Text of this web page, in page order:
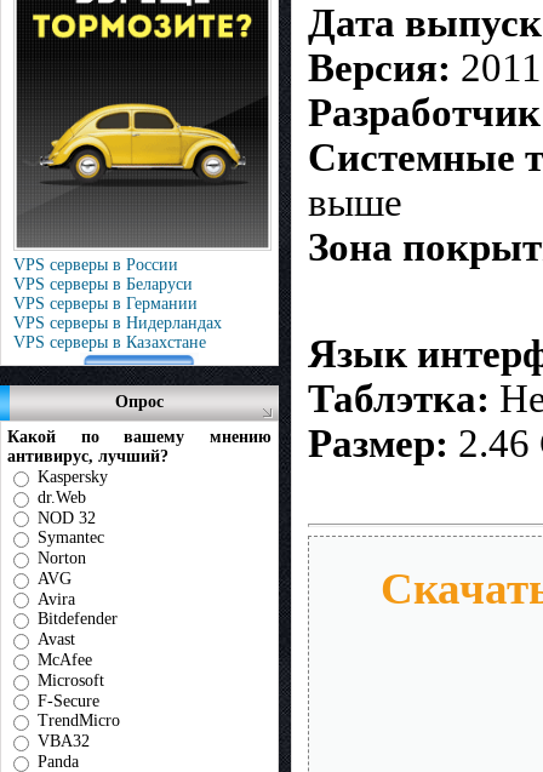
VPS серверы в России
VPS серверы в Беларуси
VPS серверы в Германии
VPS серверы в Нидерландах
VPS серверы в Казахстане
Опрос
Какой по вашему мнению
антивирус, лучший?
Kaspersky
dr.Web
NOD 32
Symantec
Norton
AVG
Avira
Bitdefender
Avast
McAfee
Microsoft
F-Secure
TrendMicro
VBA32
Panda
Дата
Версия:
Системные
выше
Зона
Язык
Таблэтка:
Размер: 2.46